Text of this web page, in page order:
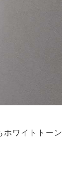
ホワイトトーン